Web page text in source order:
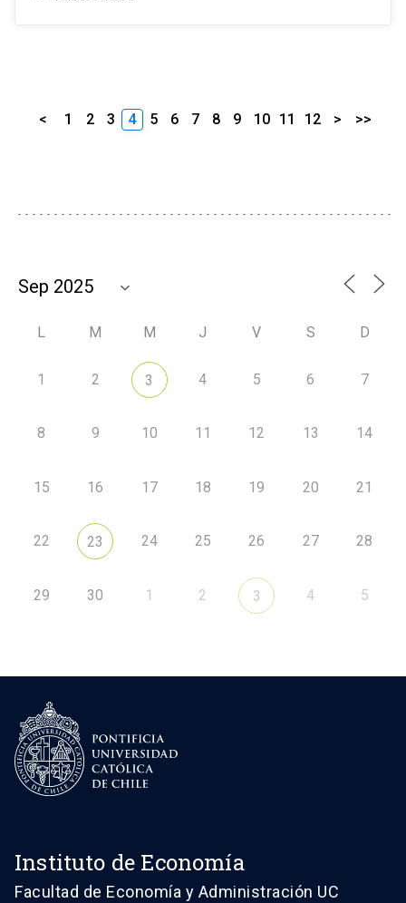
< 1 2 3 4 5 6 7 8 9 10 11 12 > >>
L M M J V S D
1 2 3 4 5 6 7
8 9 10 11 12 13 14
15 16 17 18 19 20 21
22 23 24 25 26 27 28
29 30 1 2 3 4 5
Instituto de Economía
Facultad de Economía y Administración UC